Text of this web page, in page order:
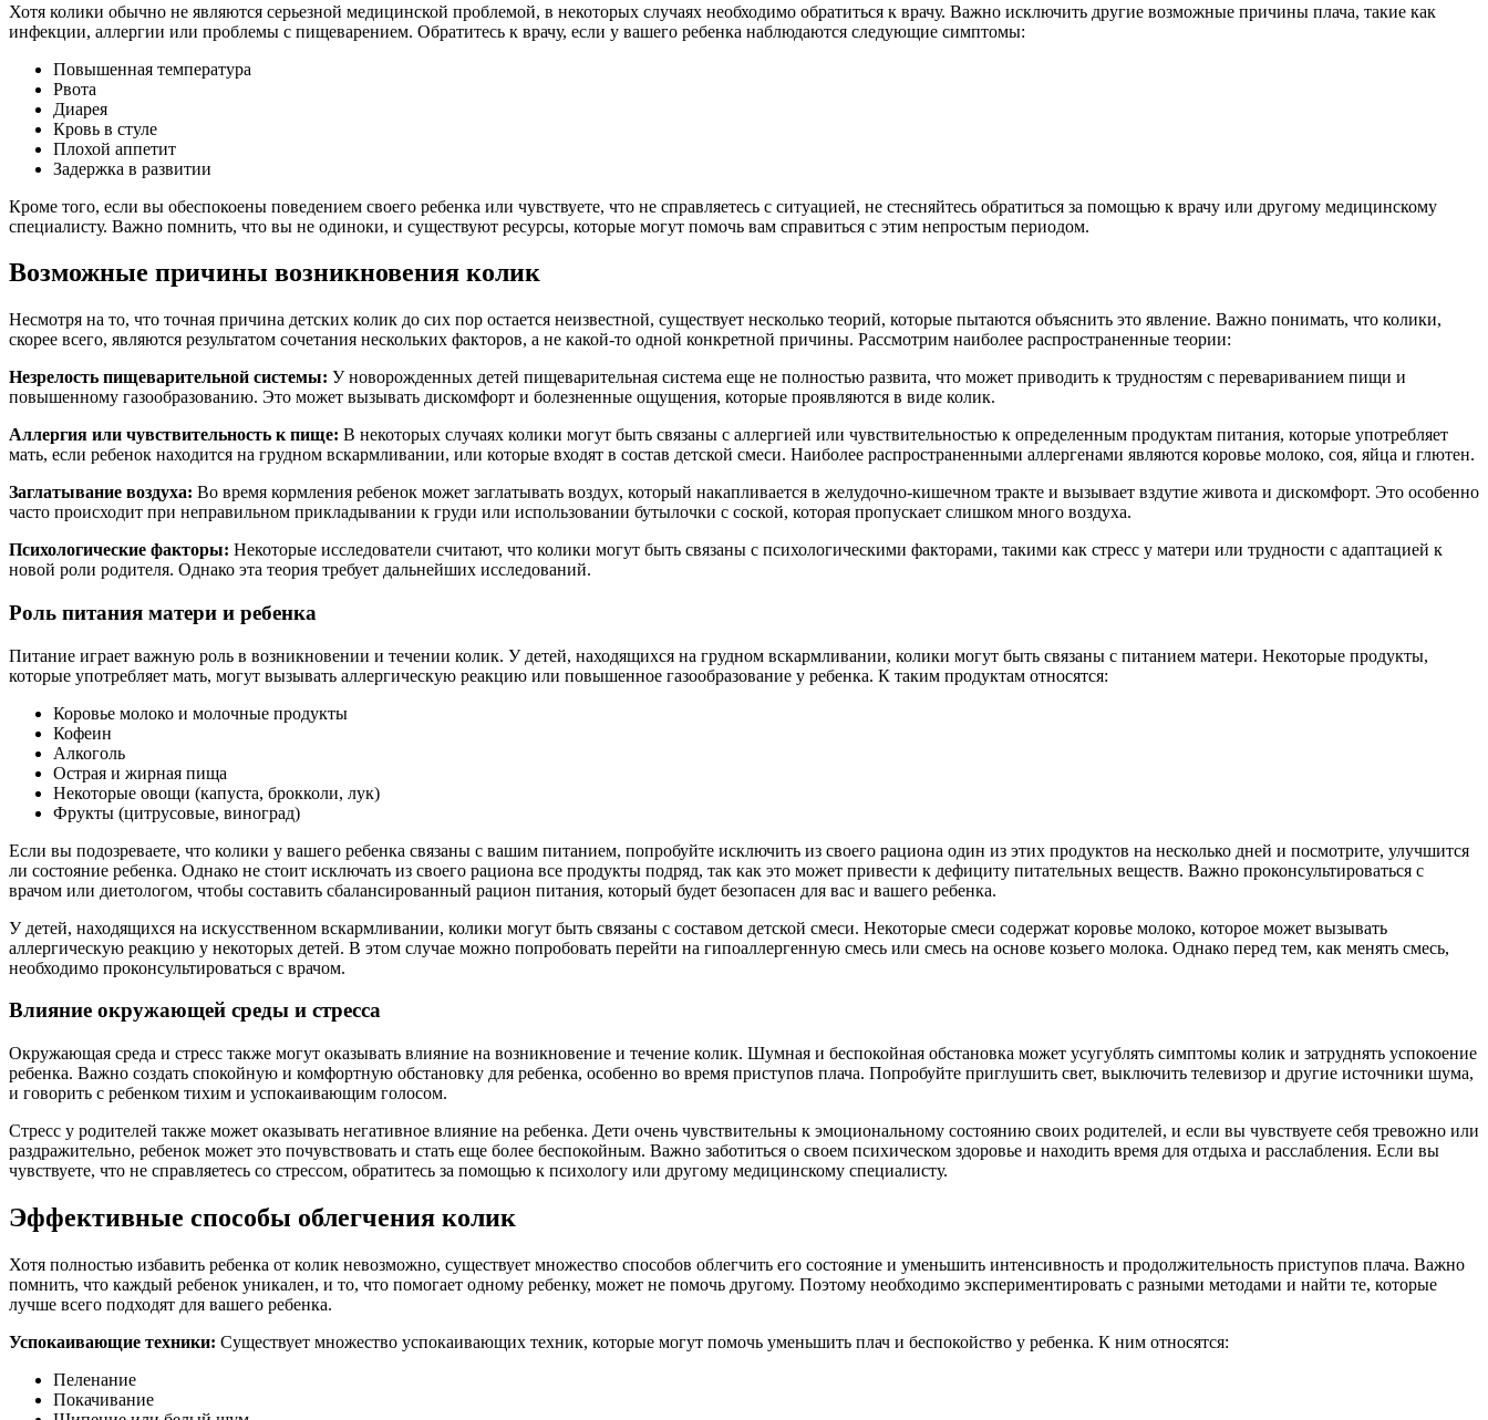
Хотя колики обычно не являются серьезной медицинской проблемой, в некоторых случаях необходимо обратиться к врачу. Важно исключить другие возможные причины плача, такие как
инфекции, аллергии или проблемы с пищеварением. Обратитесь к врачу, если у вашего ребенка наблюдаются следующие симптомы:
Повышенная температура
Рвота
Диарея
Кровь в стуле
Плохой аппетит
Задержка в развитии
Кроме того, если вы обеспокоены поведением своего ребенка или чувствуете, что не справляетесь с ситуацией, не стесняйтесь обратиться за помощью к врачу или другому медицинскому
специалисту. Важно помнить, что вы не одиноки, и существуют ресурсы, которые могут помочь вам справиться с этим непростым периодом.
Возможные причины возникновения колик
Несмотря на то, что точная причина детских колик до сих пор остается неизвестной, существует несколько теорий, которые пытаются объяснить это явление. Важно понимать, что колики,
скорее всего, являются результатом сочетания нескольких факторов, а не какой-то одной конкретной причины. Рассмотрим наиболее распространенные теории:
Незрелость пищеварительной системы: У новорожденных детей пищеварительная система еще не полностью развита, что может приводить к трудностям с перевариванием пищи и
повышенному газообразованию. Это может вызывать дискомфорт и болезненные ощущения, которые проявляются в виде колик.
Аллергия или чувствительность к пище: В некоторых случаях колики могут быть связаны с аллергией или чувствительностью к определенным продуктам питания, которые употребляет
мать, если ребенок находится на грудном вскармливании, или которые входят в состав детской смеси. Наиболее распространенными аллергенами являются коровье молоко, соя, яйца и глютен.
Заглатывание воздуха: Во время кормления ребенок может заглатывать воздух, который накапливается в желудочно-кишечном тракте и вызывает вздутие живота и дискомфорт. Это особенно
часто происходит при неправильном прикладывании к груди или использовании бутылочки с соской, которая пропускает слишком много воздуха.
Психологические факторы: Некоторые исследователи считают, что колики могут быть связаны с психологическими факторами, такими как стресс у матери или трудности с адаптацией к
новой роли родителя. Однако эта теория требует дальнейших исследований.
Роль питания матери и ребенка
Питание играет важную роль в возникновении и течении колик. У детей, находящихся на грудном вскармливании, колики могут быть связаны с питанием матери. Некоторые продукты,
которые употребляет мать, могут вызывать аллергическую реакцию или повышенное газообразование у ребенка. К таким продуктам относятся:
Коровье молоко и молочные продукты
Кофеин
Алкоголь
Острая и жирная пища
Некоторые овощи (капуста, брокколи, лук)
Фрукты (цитрусовые, виноград)
Если вы подозреваете, что колики у вашего ребенка связаны с вашим питанием, попробуйте исключить из своего рациона один из этих продуктов на несколько дней и посмотрите, улучшится
ли состояние ребенка. Однако не стоит исключать из своего рациона все продукты подряд, так как это может привести к дефициту питательных веществ. Важно проконсультироваться с
врачом или диетологом, чтобы составить сбалансированный рацион питания, который будет безопасен для вас и вашего ребенка.
У детей, находящихся на искусственном вскармливании, колики могут быть связаны с составом детской смеси. Некоторые смеси содержат коровье молоко, которое может вызывать
аллергическую реакцию у некоторых детей. В этом случае можно попробовать перейти на гипоаллергенную смесь или смесь на основе козьего молока. Однако перед тем, как менять смесь,
необходимо проконсультироваться с врачом.
Влияние окружающей среды и стресса
Окружающая среда и стресс также могут оказывать влияние на возникновение и течение колик. Шумная и беспокойная обстановка может усугублять симптомы колик и затруднять успокоение
ребенка. Важно создать спокойную и комфортную обстановку для ребенка, особенно во время приступов плача. Попробуйте приглушить свет, выключить телевизор и другие источники шума,
и говорить с ребенком тихим и успокаивающим голосом.
Стресс у родителей также может оказывать негативное влияние на ребенка. Дети очень чувствительны к эмоциональному состоянию своих родителей, и если вы чувствуете себя тревожно или
раздражительно, ребенок может это почувствовать и стать еще более беспокойным. Важно заботиться о своем психическом здоровье и находить время для отдыха и расслабления. Если вы
чувствуете, что не справляетесь со стрессом, обратитесь за помощью к психологу или другому медицинскому специалисту.
Эффективные способы облегчения колик
Хотя полностью избавить ребенка от колик невозможно, существует множество способов облегчить его состояние и уменьшить интенсивность и продолжительность приступов плача. Важно
помнить, что каждый ребенок уникален, и то, что помогает одному ребенку, может не помочь другому. Поэтому необходимо экспериментировать с разными методами и найти те, которые
лучше всего подходят для вашего ребенка.
Успокаивающие техники: Существует множество успокаивающих техник, которые могут помочь уменьшить плач и беспокойство у ребенка. К ним относятся:
Пеленание
Покачивание